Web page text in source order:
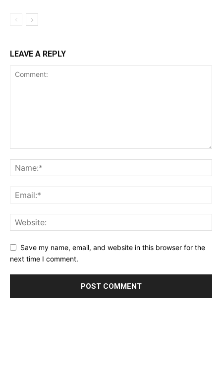
LEAVE A REPLY
Save my name, email, and website in this browser for the
next time I comment.